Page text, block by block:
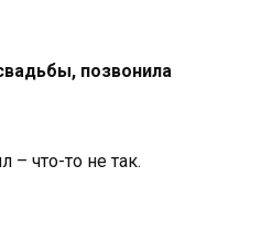
позвонила
– что-то не так.